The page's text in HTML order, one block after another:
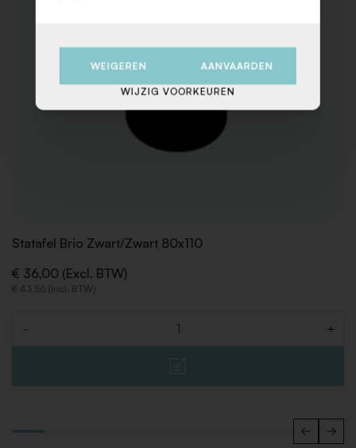
Statafel Brio Zwart/Zwart 80x110
€ 36,00 (Excl. BTW)
€ 43,56 (Incl. BTW)
- +
WEIGEREN AANVAARDEN
WIJZIG VOORKEUREN